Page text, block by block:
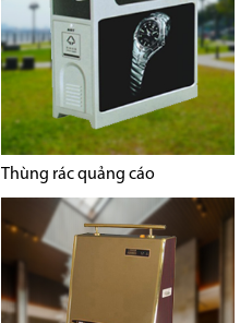
Thùng rác quảng cáo